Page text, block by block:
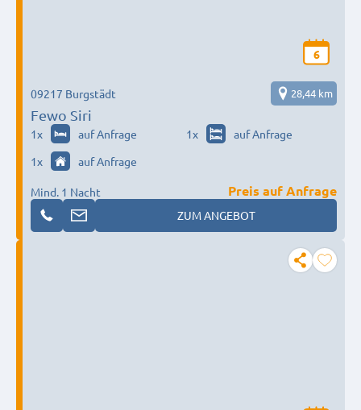
6
Fewo Siri
09217 Burgstädt 28,44 km
1x auf Anfrage 1x
auf Anfrage
1x auf Anfrage
Mind. 1 Nacht
Preis auf Anfrage
ZUM ANGEBOT